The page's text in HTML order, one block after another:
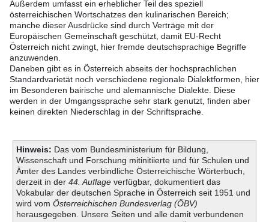
Außerdem umfasst ein erheblicher Teil des speziell
österreichischen Wortschatzes den kulinarischen Bereich;
manche dieser Ausdrücke sind durch Verträge mit der
Europäischen Gemeinschaft geschützt, damit EU-Recht
Österreich nicht zwingt, hier fremde deutschsprachige Begriffe
anzuwenden.
Daneben gibt es in Österreich abseits der hochsprachlichen
Standardvarietät noch verschiedene regionale Dialektformen, hier
im Besonderen bairische und alemannische Dialekte. Diese
werden in der Umgangssprache sehr stark genutzt, finden aber
keinen direkten Niederschlag in der Schriftsprache.
Hinweis: Das vom Bundesministerium für Bildung,
Wissenschaft und Forschung mitinitiierte und für Schulen und
Ämter des Landes verbindliche Österreichische Wörterbuch,
derzeit in der 44. Auflageverfügbar, dokumentiert das
Vokabular der deutschen Sprache in Österreich seit 1951 und
wird vom Österreichischen Bundesverlag (ÖBV)
herausgegeben. Unsere Seiten und alle damit verbundenen